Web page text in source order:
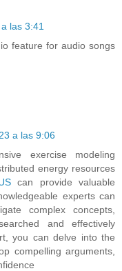
las 3:41
feature for audio songs
a las 9:06
exercise modeling
energy resources
can provide valuable
experts can
complex concepts,
and effectively
you can delve into the
compelling arguments,